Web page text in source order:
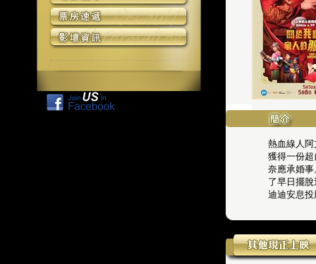
熱血線人
獲得一份
奈應承婚事
了早日擺
迪迪安息